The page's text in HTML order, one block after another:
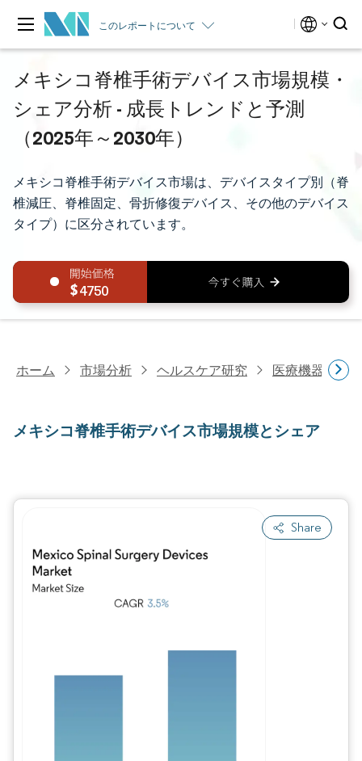
このレポートについて
メキシコ脊椎手術デバイス市場規模・
シェア分析 - 成長トレンドと予測
（2025年～2030年）
メキシコ脊椎手術デバイス市場は、デバイスタイプ別（脊
椎減圧、脊椎固定、骨折修復デバイス、その他のデバイス
タイプ）に区分されています。
4750
ホーム 市場分析 ヘルスケア研究 医療機器研究
メキシコ脊椎手術デバイス市場規模とシェア
Share